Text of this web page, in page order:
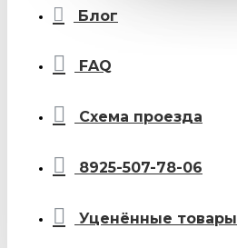
Блог
FAQ
Схема проезда
8925-507-78-06
Уценённые товары